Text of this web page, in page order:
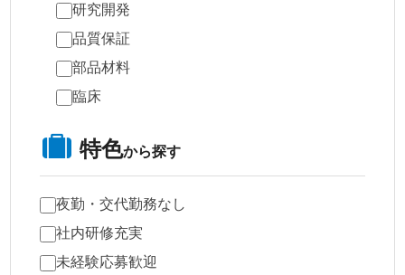
研究開発
品質保証
部品材料
臨床
特色から探す
夜勤・交代勤務なし
社内研修充実
未経験応募歓迎